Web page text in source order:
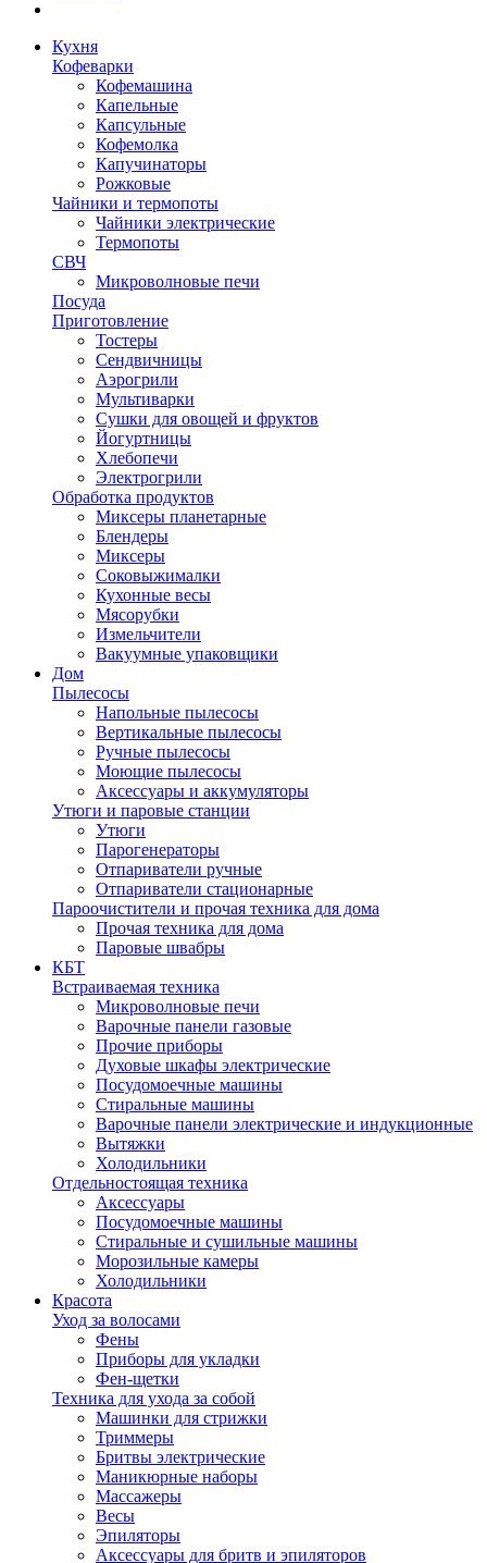
Кухня
Кофеварки
Кофемашина
Капельные
Капсульные
Кофемолка
Капучинаторы
Рожковые
Чайники и термопоты
Чайники электрические
Термопоты
СВЧ
Микроволновые печи
Посуда
Приготовление
Тостеры
Сендвичницы
Аэрогрили
Мультиварки
Сушки для овощей и фруктов
Йогуртницы
Хлебопечи
Электрогрили
Обработка продуктов
Миксеры планетарные
Блендеры
Миксеры
Соковыжималки
Кухонные весы
Мясорубки
Измельчители
Вакуумные упаковщики
Дом
Пылесосы
Напольные пылесосы
Вертикальные пылесосы
Ручные пылесосы
Моющие пылесосы
Аксессуары и аккумуляторы
Утюги и паровые станции
Утюги
Парогенераторы
Отпариватели ручные
Отпариватели стационарные
Пароочистители и прочая техника для дома
Прочая техника для дома
Паровые швабры
КБТ
Встраиваемая техника
Микроволновые печи
Варочные панели газовые
Прочие приборы
Духовые шкафы электрические
Посудомоечные машины
Стиральные машины
Варочные панели электрические и индукционные
Вытяжки
Холодильники
Отдельностоящая техника
Аксессуары
Посудомоечные машины
Стиральные и сушильные машины
Морозильные камеры
Холодильники
Красота
Уход за волосами
Фены
Приборы для укладки
Фен-щетки
Техника для ухода за собой
Машинки для стрижки
Триммеры
Бритвы электрические
Маникюрные наборы
Массажеры
Весы
Эпиляторы
Аксессуары для бритв и эпиляторов